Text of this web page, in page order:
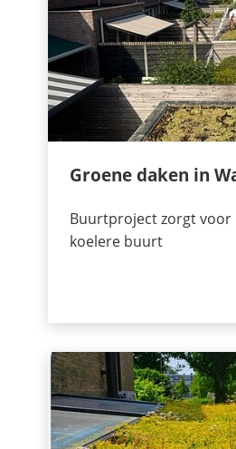
Groene daken in
Buurtproject zorgt voor
koelere buurt